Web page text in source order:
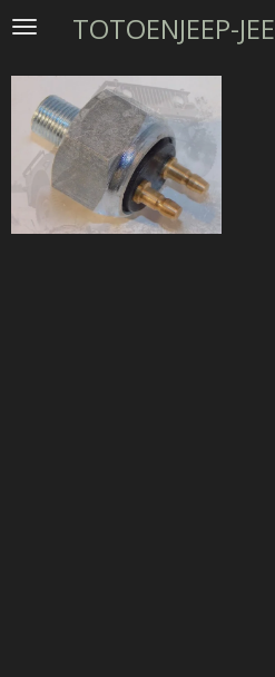
Passer
contenu
principal
TOTOENJEEP-